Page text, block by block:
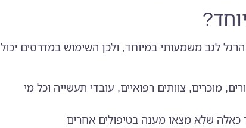
לגב משמעותי במיוחד, ולכן השימוש במדרסים יכול
מוכרים, צוותים רפואיים, עובדי תעשייה וכל מי
כאלה שלא מצאו מענה בטיפולים אחרים